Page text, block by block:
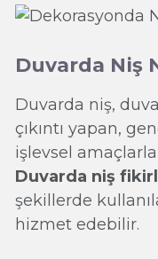
Duvarda Niş
Duvarda niş,
çıkıntı yapan,
işlevsel
Duvarda niş
şekillerde
hizmet edebilir.